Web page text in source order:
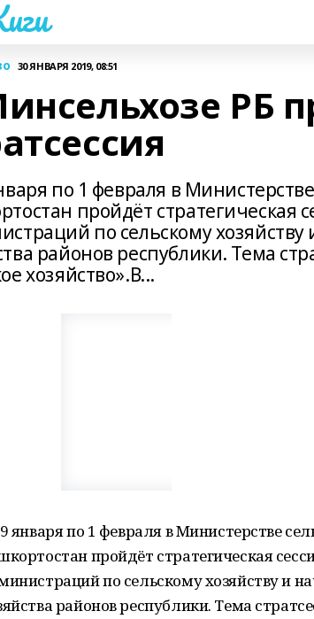
30 ЯНВАРЯ 2019, 08:51
РБ
по 1 февраля в
пройдёт стратегическая
по сельскому
районов республики. Тема
хозяйство».В...
января по 1 февраля в Министерстве
пройдёт стратегическая
по сельскому хозяйству и
районов республики. Тема